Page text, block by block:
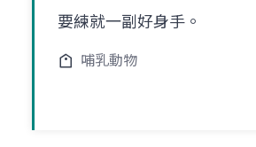
要練就一副好身手。
哺乳動物